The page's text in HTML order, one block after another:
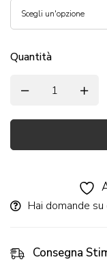
Quantità
Hai domande
Consegna